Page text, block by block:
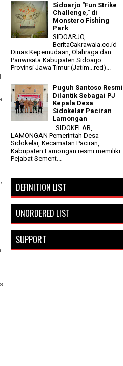
Sidoarjo "Fun Strike
Challenge," di
Monstero Fishing
Park
SIDOARJO,
BeritaCakrawala.co.id -
Dinas Kepemudaan, Olahraga dan
Pariwisata Kabupaten Sidoarjo
Provinsi Jawa Timur (Jatim...red)...
Puguh Santoso Resmi
Dilantik Sebagai PJ
Kepala Desa
Sidokelar Paciran
Lamongan
SIDOKELAR,
LAMONGAN Pemerintah Desa
Sidokelar, Kecamatan Paciran,
Kabupaten Lamongan resmi memiliki
Pejabat Sement...
DEFINITION LIST
UNORDERED LIST
SUPPORT